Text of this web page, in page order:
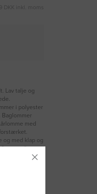
DKK inkl. moms
Lav talje og
i polyester
Baglommer
med
og med klap og